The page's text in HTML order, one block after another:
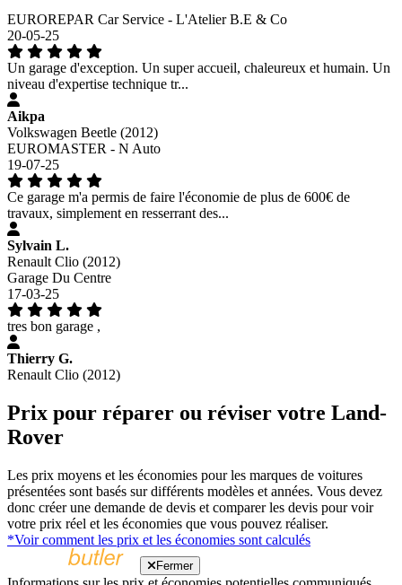
EUROREPAR Car Service - L'Atelier B.E & Co
20-05-25
Un garage d'exception. Un super accueil, chaleureux et humain. Un
niveau d'expertise technique tr...
Aikpa
Volkswagen Beetle (2012)
EUROMASTER - N Auto
19-07-25
Ce garage m'a permis de faire l'économie de plus de 600€ de
travaux, simplement en resserrant des...
Sylvain L.
Renault Clio (2012)
Garage Du Centre
17-03-25
tres bon garage ,
Thierry G.
Renault Clio (2012)
Prix pour réparer ou réviser votre Land-
Rover
Les prix moyens et les économies pour les marques de voitures
présentées sont basés sur différents modèles et années. Vous devez
donc créer une demande de devis et comparer les devis pour voir
votre prix réel et les économies que vous pouvez réaliser.
*Voir comment les prix et les économies sont calculés
Fermer